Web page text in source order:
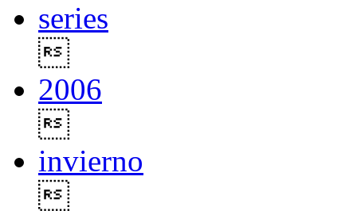
series
2006
invierno